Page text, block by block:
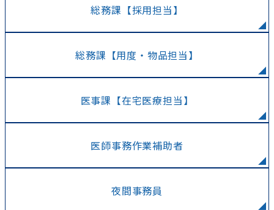
総務課【採用担当】
総務課【用度・物品担当】
医事課【在宅医療担当】
医師事務作業補助者
夜間事務員